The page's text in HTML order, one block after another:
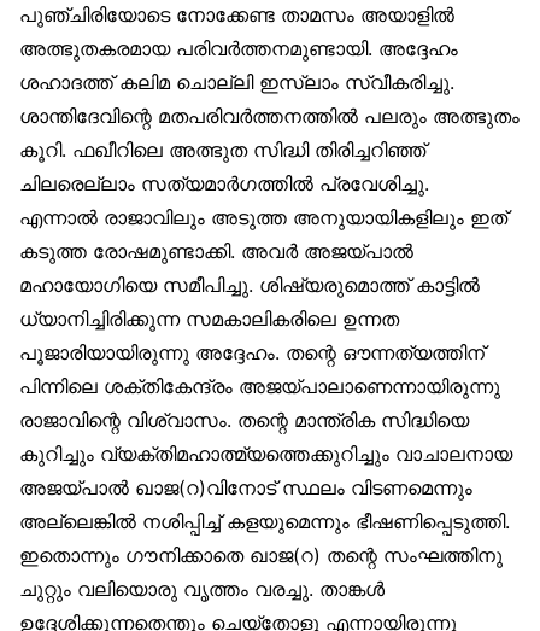
പുഞ്ചിരിയോടെ നോക്കേണ്ട താമസം അയാളിൽ
അത്ഭുതകരമായ പരിവർത്തനമുണ്ടായി. അദ്ദേഹം
ശഹാദത്ത് കലിമ ചൊല്ലി ഇസ്‌ലാം സ്വീകരിച്ചു.
ശാന്തിദേവിന്റെ മതപരിവർത്തനത്തിൽ പലരും അത്ഭുതം
കൂറി. ഫഖീറിലെ അത്ഭുത സിദ്ധി തിരിച്ചറിഞ്ഞ്
ചിലരെല്ലാം സത്യമാർഗത്തിൽ പ്രവേശിച്ചു.
എന്നാൽ രാജാവിലും അടുത്ത അനുയായികളിലും ഇത്
കടുത്ത രോഷമുണ്ടാക്കി. അവർ അജയ്പാൽ
മഹായോഗിയെ സമീപിച്ചു. ശിഷ്യരുമൊത്ത് കാട്ടിൽ
ധ്യാനിച്ചിരിക്കുന്ന സമകാലികരിലെ ഉന്നത
പൂജാരിയായിരുന്നു അദ്ദേഹം. തന്റെ ഔന്നത്യത്തിന്
പിന്നിലെ ശക്തികേന്ദ്രം അജയ്പാലാണെന്നായിരുന്നു
രാജാവിന്റെ വിശ്വാസം. തന്റെ മാന്ത്രിക സിദ്ധിയെ
കുറിച്ചും വ്യക്തിമഹാത്മ്യത്തെക്കുറിച്ചും വാചാലനായ
അജയ്പാൽ ഖാജ(റ)വിനോട് സ്ഥലം വിടണമെന്നും
അല്ലെങ്കിൽ നശിപ്പിച്ച് കളയുമെന്നും ഭീഷണിപ്പെടുത്തി.
ഇതൊന്നും ഗൗനിക്കാതെ ഖാജ(റ) തന്റെ സംഘത്തിനു
ചുറ്റും വലിയൊരു വൃത്തം വരച്ചു. താങ്കൾ
ഉദ്ദേശിക്കുന്നതെന്തും ചെയ്‌തോളൂ എന്നായിരുന്നു